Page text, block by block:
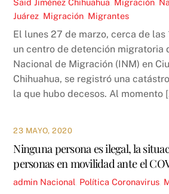
Juárez Migración Migrantes
El lunes 27 de marzo, cerca de las
un centro de detención migratoria
Nacional de Migración (INM) en
Chihuahua, se registró una
la que hubo decesos. Al momento
23 MAYO, 2020
Ninguna persona es ilegal, la
personas en movilidad ante el
admin Nacional Política Coronavirus